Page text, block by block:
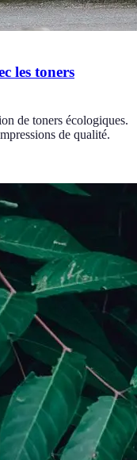
les toners
de toners écologiques.
de qualité.